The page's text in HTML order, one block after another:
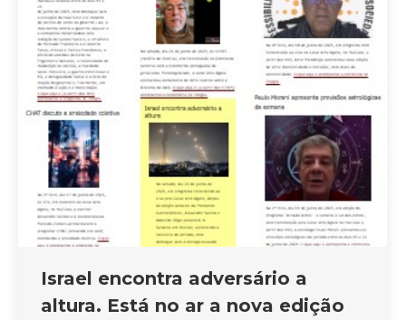
Israel encontra adversário a
altura. Está no ar a nova edição